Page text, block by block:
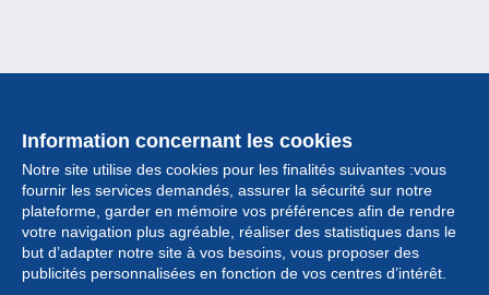
Information concernant les cookies
Notre site utilise des cookies pour les finalités suivantes :vous
fournir les services demandés, assurer la sécurité sur notre
plateforme, garder en mémoire vos préférences afin de rendre
votre navigation plus agréable, réaliser des statistiques dans le
but d’adapter notre site à vos besoins, vous proposer des
publicités personnalisées en fonction de vos centres d’intérêt.
Collection